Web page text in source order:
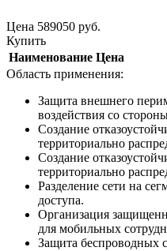
Цена 589050 руб.
Купить
Наименование Цена
Область применения:
Защита внешнего
воздействия со
Создание
территориально
Создание
территориально
Разделение сети на
доступа.
Организация
для мобильных
Защита беспроводных